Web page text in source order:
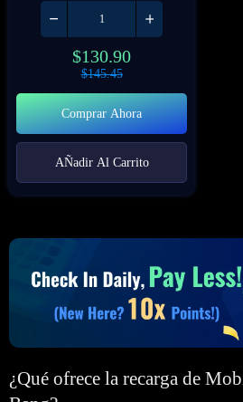
$130.90
$145.45
Comprar Ahora
AÑadir Al Carrito
¿Qué ofrece la recarga de